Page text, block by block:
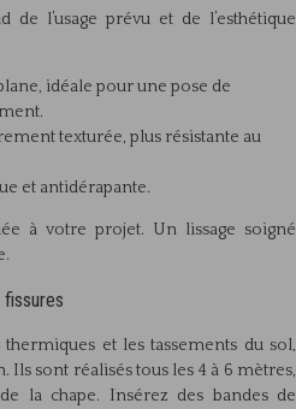
l’usage prévu et de l’esthétique
idéale pour une pose de
texturée, plus résistante au
et antidérapante.
à votre projet. Un lissage soigné
et les tassements du sol,
Ils sont réalisés tous les 4 à 6 mètres,
la chape. Insérez des bandes de